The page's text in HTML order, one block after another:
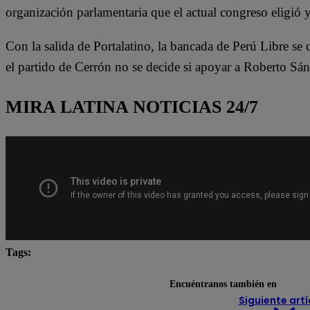
organización parlamentaria que el actual congreso eligió
Con la salida de Portalatino, la bancada de Perú Libre
el partido de Cerrón no se decide si apoyar a Roberto
MIRA LATINA NOTICIAS 24/7
Tags:
Siguiente
Encuéntranos también en